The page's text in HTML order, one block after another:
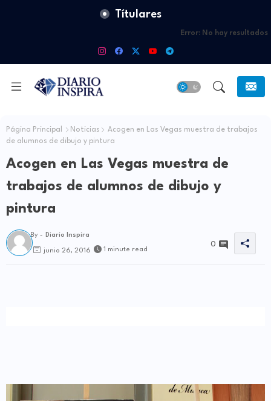
Títulares
Error: No hay resultados
Página Principal Noticias
Acogen en Las Vegas muestra de trabajos
de alumnos de dibujo y pintura
Acogen en Las Vegas muestra de
trabajos de alumnos de dibujo y
pintura
By - Diario Inspira
junio 26, 2016 1 minute read
0